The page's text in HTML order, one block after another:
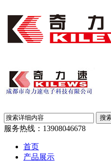
服务热线： 13908046678
首页
产品展示